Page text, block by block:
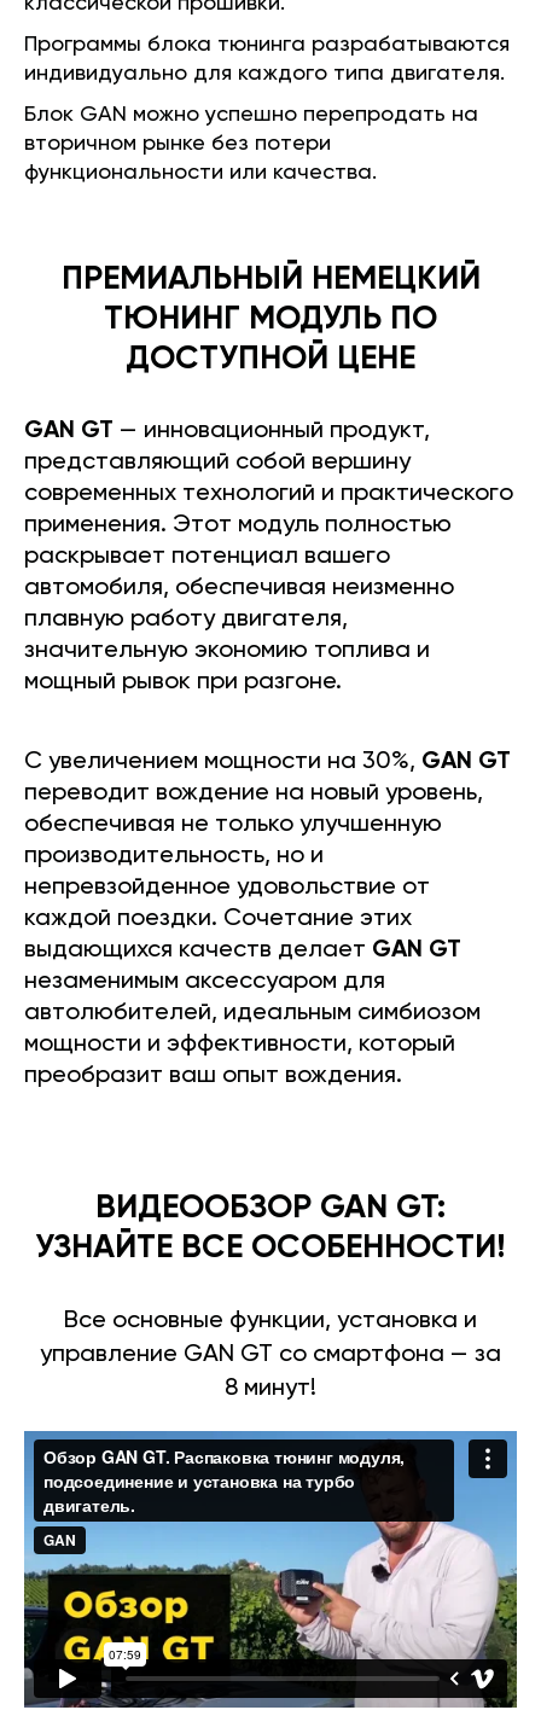
Программы блока тюнинга разрабатываются
индивидуально для каждого типа двигателя.
Блок GAN можно успешно перепродать на
вторичном рынке без потери
функциональности или качества.
ПРЕМИАЛЬНЫЙ НЕМЕЦКИЙ
ТЮНИНГ МОДУЛЬ ПО
ДОСТУПНОЙ ЦЕНЕ
GAN GT — инновационный продукт,
представляющий собой вершину
современных технологий и практического
применения. Этот модуль полностью
раскрывает потенциал вашего
автомобиля, обеспечивая неизменно
плавную работу двигателя,
значительную экономию топлива и
мощный рывок при разгоне.
С увеличением мощности на 30%, GAN GT
переводит вождение на новый уровень,
обеспечивая не только улучшенную
производительность, но и
непревзойденное удовольствие от
каждой поездки. Сочетание этих
выдающихся качеств делает GAN GT
незаменимым аксессуаром для
автолюбителей, идеальным симбиозом
мощности и эффективности, который
преобразит ваш опыт вождения.
ВИДЕООБЗОР GAN GT:
УЗНАЙТЕ ВСЕ ОСОБЕННОСТИ!
Все основные функции, установка и
управление GAN GT со смартфона — за
8 минут!